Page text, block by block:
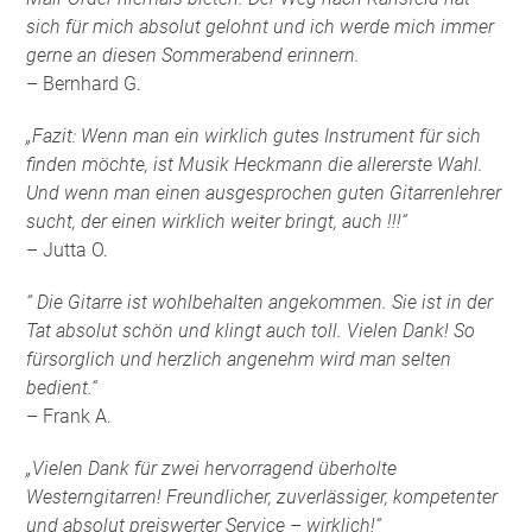
sich für mich absolut gelohnt und ich werde mich immer
gerne an diesen Sommerabend erinnern.
– Bernhard G.
„Fazit: Wenn man ein wirklich gutes Instrument für sich
finden möchte, ist Musik Heckmann die allererste Wahl.
Und wenn man einen ausgesprochen guten Gitarrenlehrer
sucht, der einen wirklich weiter bringt, auch !!!“
– Jutta O.
“ Die Gitarre ist wohlbehalten angekommen. Sie ist in der
Tat absolut schön und klingt auch toll. Vielen Dank! So
fürsorglich und herzlich angenehm wird man selten
bedient.“
– Frank A.
„Vielen Dank für zwei hervorragend überholte
Westerngitarren! Freundlicher, zuverlässiger, kompetenter
und absolut preiswerter Service – wirklich!“